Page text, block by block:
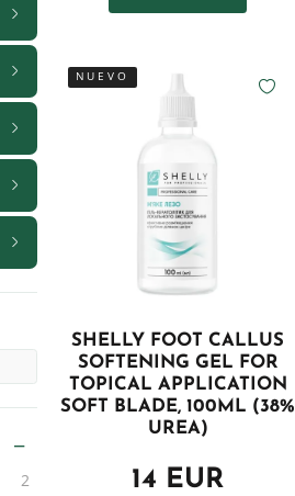
NUEVO
SHELLY FOOT CALLUS
SOFTENING GEL FOR
TOPICAL APPLICATION
SOFT BLADE, 100ML (38%
UREA)
14 EUR
2